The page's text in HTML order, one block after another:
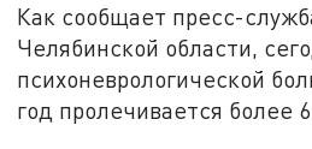
Как сообщает пресс-
Челябинской области,
психоневрологической
год пролечивается более